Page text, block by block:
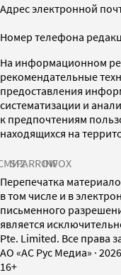
Адрес электронной
Номер телефона
На информационном
рекомендательные
предоставления
систематизации и
к предпочтениям
находящихся на
SPARROWINFOX
Перепечатка
в том числе и в
письменного
является
Pte. Limited. Все права
AO «АС Рус Медиа» · 2026
16+